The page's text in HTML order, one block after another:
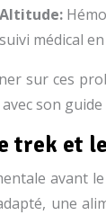
médical
sur ces
son
trek et
avant
une